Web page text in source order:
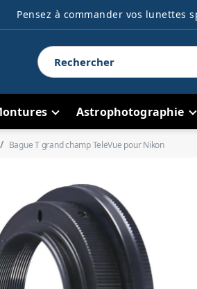
Pensez à commander vos lunettes
Astrophotographie
Bague T grand champ TeleVue pour Nikon